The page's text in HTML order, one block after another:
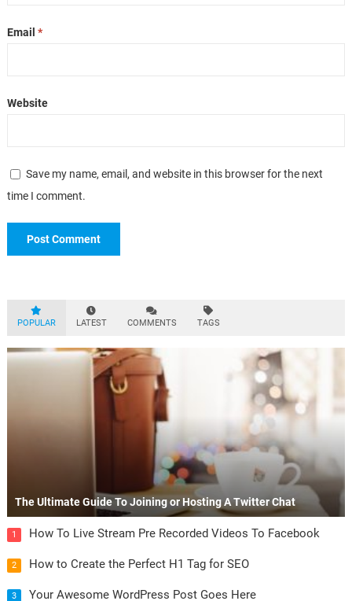
Email *
Website
Save my name, email, and website in this browser for the next
time I comment.
POPULAR LATEST COMMENTS TAGS
The Ultimate Guide To Joining or Hosting A Twitter Chat
1 How To Live Stream Pre Recorded Videos To Facebook
2 How to Create the Perfect H1 Tag for SEO
3 Your Awesome WordPress Post Goes Here